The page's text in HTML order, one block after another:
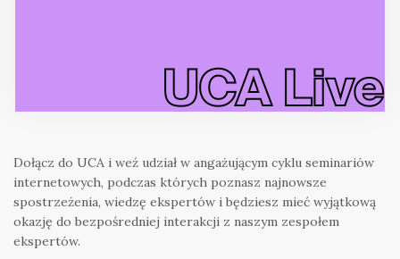
Dołącz do UCA i weź udział w angażującym cyklu seminariów
internetowych, podczas których poznasz najnowsze
spostrzeżenia, wiedzę ekspertów i będziesz mieć wyjątkową
okazję do bezpośredniej interakcji z naszym zespołem
ekspertów.